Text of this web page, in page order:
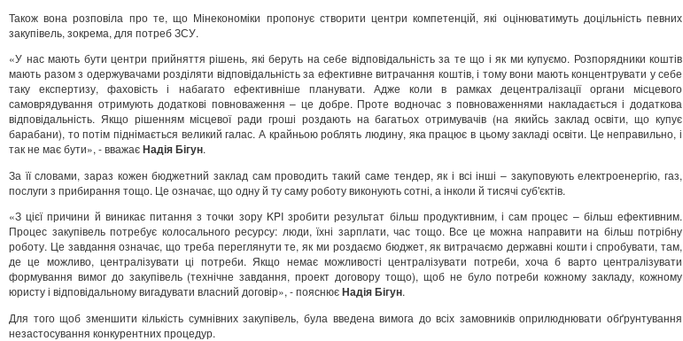
Також вона розповіла про те, що Мінекономіки пропонує створити центри компетенцій, які оцінюватимуть доцільність певних
закупівель, зокрема, для потреб ЗСУ.
«У нас мають бути центри прийняття рішень, які беруть на себе відповідальність за те що і як ми купуємо. Розпорядники коштів
мають разом з одержувачами розділяти відповідальність за ефективне витрачання коштів, і тому вони мають концентрувати у себе
таку експертизу, фаховість і набагато ефективніше планувати. Адже коли в рамках децентралізації органи місцевого
самоврядування отримують додаткові повноваження – це добре. Проте водночас з повноваженнями накладається і додаткова
відповідальність. Якщо рішенням місцевої ради гроші роздають на багатьох отримувачів (на якийсь заклад освіти, що купує
барабани), то потім піднімається великий галас. А крайньою роблять людину, яка працює в цьому закладі освіти. Це неправильно, і
так не має бути», - вважаєНадія Бігун.
За її словами, зараз кожен бюджетний заклад сам проводить такий саме тендер, як і всі інші – закуповують електроенергію, газ,
послуги з прибирання тощо. Це означає, що одну й ту саму роботу виконують сотні, а інколи й тисячі суб'єктів.
«З цієї причини й виникає питання з точки зору KPI зробити результат більш продуктивним, і сам процес – більш ефективним.
Процес закупівель потребує колосального ресурсу: люди, їхні зарплати, час тощо. Все це можна направити на більш потрібну
роботу. Це завдання означає, що треба переглянути те, як ми роздаємо бюджет, як витрачаємо державні кошти і спробувати, там,
де це можливо, централізувати ці потреби. Якщо немає можливості централізувати потреби, хоча б варто централізувати
формування вимог до закупівель (технічне завдання, проект договору тощо), щоб не було потреби кожному закладу, кожному
юристу і відповідальному вигадувати власний договір», - пояснюєНадія Бігун.
Для того щоб зменшити кількість сумнівних закупівель, була введена вимога до всіх замовників оприлюднювати обґрунтування
незастосування конкурентних процедур.